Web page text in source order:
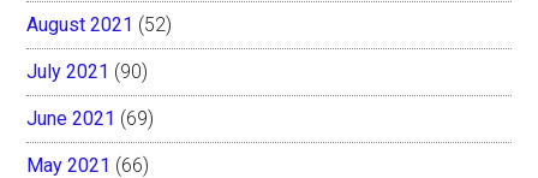
August 2021 (52)
July 2021 (90)
June 2021 (69)
May 2021 (66)